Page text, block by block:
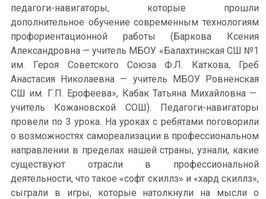
педагоги-навигаторы, которые прошли
дополнительное обучение современным технологиям
профориентационной работы (Баркова Ксения
Александровна — учитель МБОУ «Балахтинская СШ №1
им. Героя Советского Союза Ф.Л. Каткова, Греб
Анастасия Николаевна — учитель МБОУ Ровненская
СШ им. Г.П. Ерофеева», Кабак Татьяна Михайловна —
учитель Кожановской СОШ). Педагоги-навигаторы
провели по 3 урока. На уроках с ребятами поговорили
о возможностях самореализации в профессиональном
направлении в пределах нашей страны, узнали, какие
существуют отрасли в профессиональной
деятельности, что такое «софт скиллз» и «хард скиллз»,
сыграли в игры, которые натолкнули на мысли о